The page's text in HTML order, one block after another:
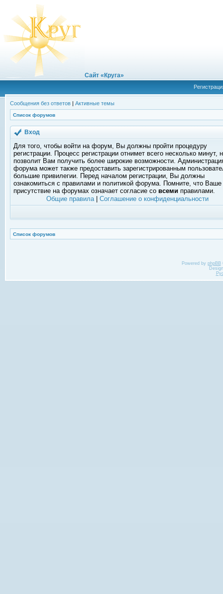
Сайт «Круга»
Сообщения без ответов | Активные темы
Список форумов
Вход
Для того, чтобы войти на форум, Вы должны пройти процедуру
регистрации. Процесс регистрации отнимет всего несколько минут,
позволит Вам получить более широкие возможности.
форума может также предоставить зарегистрированным
большие привилегии. Перед началом регистрации, Вы должны
ознакомиться с правилами и политикой форума. Помните, что Ваше
присутствие на форумах означает согласие со всеми правилами.
Общие правила| Соглашение о конфиденциальности
Список форумов
Powered by phpBB